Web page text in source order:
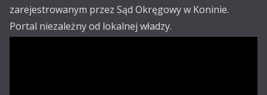
zarejestrowanym przez Sąd Okręgowy w Koninie.
Portal niezależny od lokalnej władzy.